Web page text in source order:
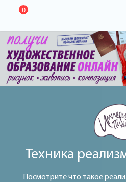
0
Техника
Посмотрите что такое